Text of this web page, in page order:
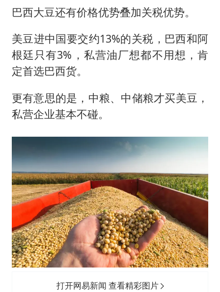
巴西大豆还有价格优势叠加关税优势。
美豆进中国要交约13%的关税，巴西和阿
根廷只有3%，私营油厂想都不用想，肯
定首选巴西货。
更有意思的是，中粮、中储粮才买美豆，
私营企业基本不碰。
打开网易新闻 查看精彩图片